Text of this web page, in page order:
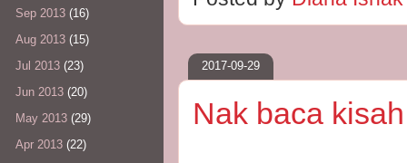
2017-09-29
Nak baca
Sep 2013 (16)
Aug 2013 (15)
Jul 2013 (23)
Jun 2013 (20)
May 2013 (29)
Apr 2013 (22)